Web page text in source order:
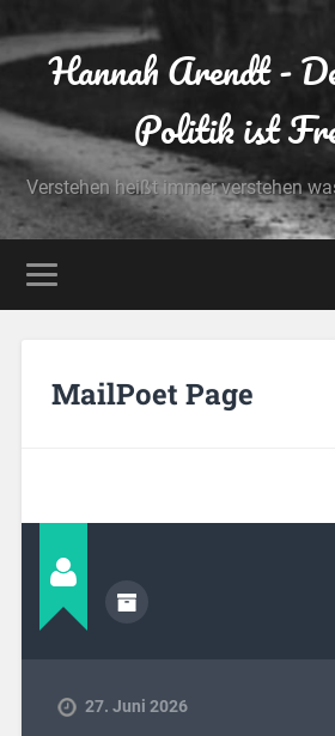
Hannah Arendt -
Politik ist
Verstehen heißt immer verstehen
MailPoet Page
27. Juni 2026